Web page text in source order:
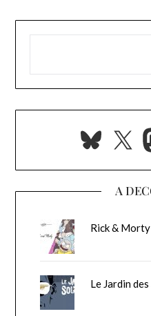
X
A
Rick & Morty
Le Jardin